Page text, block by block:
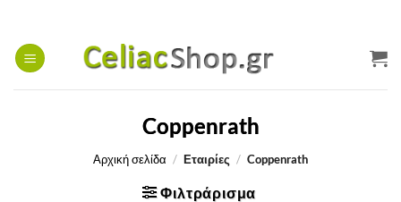
περιεχόμενο
Coppenrath
Αρχική σελίδα / Εταιρίες / Coppenrath
Φιλτράρισμα